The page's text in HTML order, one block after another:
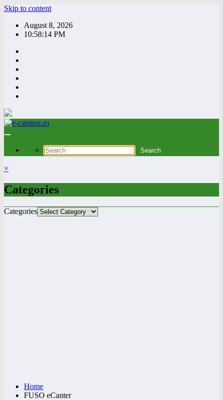
Skip to content
August 8, 2026
10:58:15 PM
×
Categories
Categories
Home
FUSO eCanter